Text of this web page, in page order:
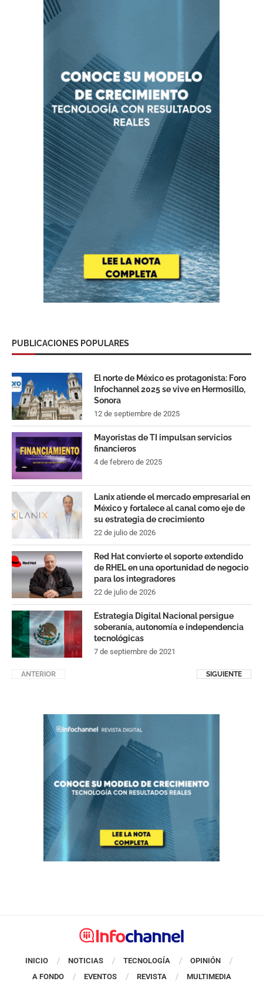
PUBLICACIONES POPULARES
El norte de México es protagonista: Foro
Infochannel 2025 se vive en Hermosillo,
Sonora
12 de septiembre de 2025
Mayoristas de TI impulsan servicios
financieros
4 de febrero de 2025
Lanix atiende el mercado empresarial en
México y fortalece al canal como eje de
su estrategia de crecimiento
22 de julio de 2026
Red Hat convierte el soporte extendido
de RHEL en una oportunidad de negocio
para los integradores
22 de julio de 2026
Estrategia Digital Nacional persigue
soberanía, autonomía e independencia
tecnológicas
7 de septiembre de 2021
ANTERIOR SIGUIENTE
INICIO NOTICIAS TECNOLOGÍA
OPINIÓN
A FONDO
EVENTOS REVISTA MULTIMEDIA